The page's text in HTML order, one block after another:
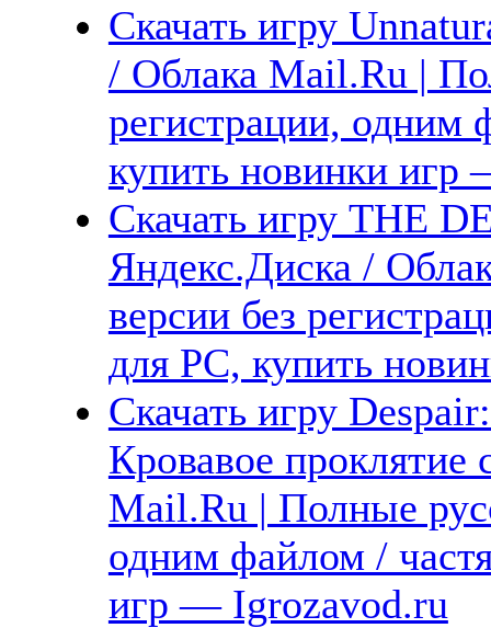
Скачать игру
/ Облака Mail.Ru |
регистрации, одним
купить новинки
Скачать игру THE
Яндекс.Диска /
версии без
для PC, купить
Скачать игру
Кровавое проклятие
Mail.Ru | Полные
одним файлом /
игр — Igrozavod.ru